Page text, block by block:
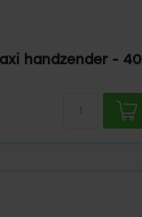
handzender - 40